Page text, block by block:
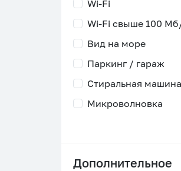
Wi-Fi
Wi-Fi свыше 100
Вид на море
Паркинг / гараж
Стиральная машина
Микроволновка
Дополнительное